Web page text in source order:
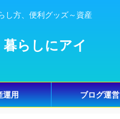
し方、便利グッズ～資産
らしにアイ
運用 ブログ運営